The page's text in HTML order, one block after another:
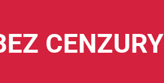
CENZURY